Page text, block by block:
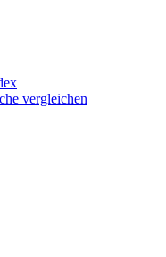
vergleichen